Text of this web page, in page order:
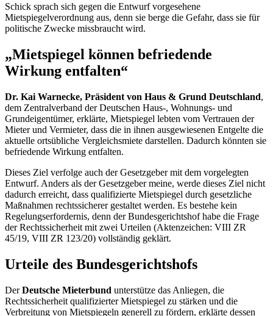
Schick sprach sich gegen die Entwurf vorgesehene
Mietspiegelverordnung aus, denn sie berge die Gefahr, dass sie für
politische Zwecke missbraucht wird.
„Mietspiegel können befriedende
Wirkung entfalten“
Dr. Kai Warnecke, Präsident von Haus & Grund Deutschland,
dem Zentralverband der Deutschen Haus-, Wohnungs- und
Grundeigentümer, erklärte, Mietspiegel lebten vom Vertrauen der
Mieter und Vermieter, dass die in ihnen ausgewiesenen Entgelte die
aktuelle ortsübliche Vergleichsmiete darstellen. Dadurch könnten sie
befriedende Wirkung entfalten.
Dieses Ziel verfolge auch der Gesetzgeber mit dem vorgelegten
Entwurf. Anders als der Gesetzgeber meine, werde dieses Ziel nicht
dadurch erreicht, dass qualifizierte Mietspiegel durch gesetzliche
Maßnahmen rechtssicherer gestaltet werden. Es bestehe kein
Regelungserfordernis, denn der Bundesgerichtshof habe die Frage
der Rechtssicherheit mit zwei Urteilen (Aktenzeichen: VIII ZR
45/19, VIII ZR 123/20) vollständig geklärt.
Urteile des Bundesgerichtshofs
DerDeutsche Mieterbund unterstütze das Anliegen, die
Rechtssicherheit qualifizierter Mietspiegel zu stärken und die
Verbreitung von Mietspiegeln generell zu fördern, erklärte dessen